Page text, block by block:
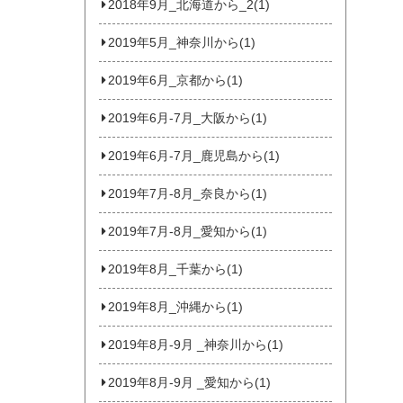
2018年9月_北海道から_2(1)
2019年5月_神奈川から(1)
2019年6月_京都から(1)
2019年6月-7月_大阪から(1)
2019年6月-7月_鹿児島から(1)
2019年7月-8月_奈良から(1)
2019年7月-8月_愛知から(1)
2019年8月_千葉から(1)
2019年8月_沖縄から(1)
2019年8月-9月 _神奈川から(1)
2019年8月-9月 _愛知から(1)